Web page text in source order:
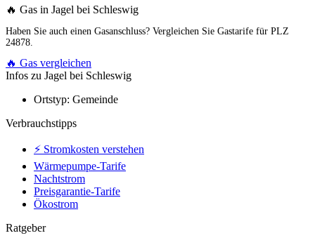
🔥 Gas in Jagel bei Schleswig
Haben Sie auch einen Gasanschluss? Vergleichen Sie Gastarife für PLZ
24878.
🔥 Gas vergleichen
Infos zu Jagel bei Schleswig
Ortstyp: Gemeinde
Verbrauchstipps
⚡ Stromkosten verstehen
Wärmepumpe-Tarife
Nachtstrom
Preisgarantie-Tarife
Ökostrom
Ratgeber